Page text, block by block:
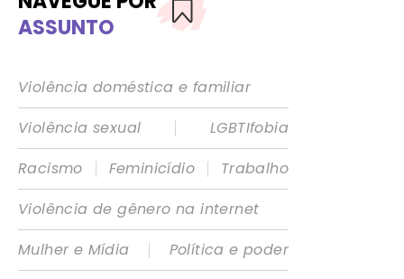
ASSUNTO
Violência doméstica e familiar
Violência sexual
|
LGBTIfobia
Racismo
| Feminicídio |
Trabalho
Violência de gênero na internet
Mulher e Mídia
|
Política e poder